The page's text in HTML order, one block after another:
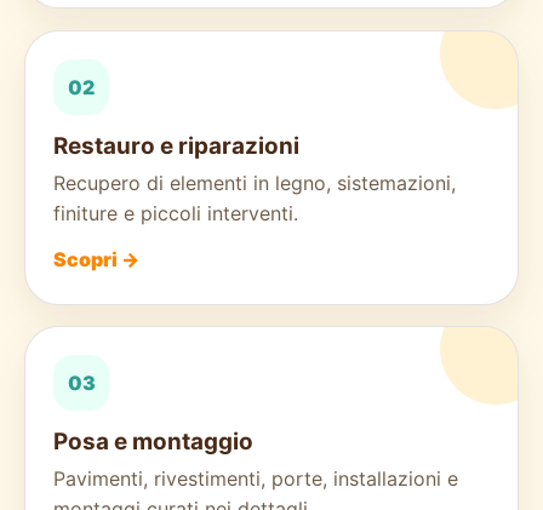
02
Restauro e riparazioni
Recupero di elementi in legno, sistemazioni,
finiture e piccoli interventi.
Scopri →
03
Posa e montaggio
Pavimenti, rivestimenti, porte, installazioni e